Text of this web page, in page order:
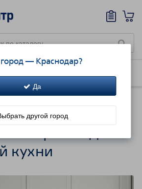
— Краснодар?
Да
другой город
для
кухни